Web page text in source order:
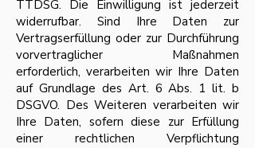
TTDSG. Die Einwilligung ist jederzeit
widerrufbar. Sind Ihre Daten zur
Vertragserfüllung oder zur Durchführung
vorvertraglicher Maßnahmen
erforderlich, verarbeiten wir Ihre Daten
auf Grundlage des Art. 6 Abs. 1 lit. b
DSGVO. Des Weiteren verarbeiten wir
Ihre Daten, sofern diese zur Erfüllung
einer rechtlichen Verpflichtung